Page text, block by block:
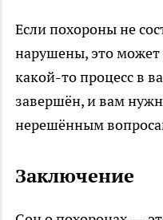
Если похороны не
нарушены, это может
какой-то процесс в
завершён, и вам
нерешённым
Заключение